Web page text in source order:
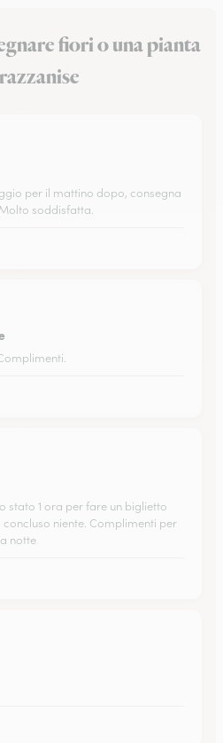
fiori o una pianta
per il mattino dopo, consegna
soddisfatta.
stato 1 ora per fare un biglietto
concluso niente. Complimenti per
notte